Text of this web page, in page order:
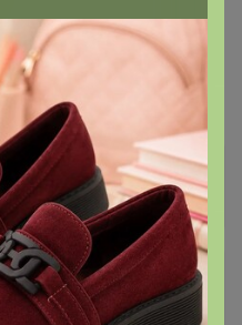
7 100%
Дом как центр
+13.9K